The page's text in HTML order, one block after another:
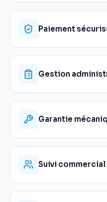
Paiement
Gestion
Garantie
Suivi commercial